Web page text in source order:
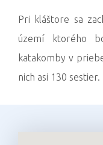
Pri kláštore sa
území ktorého
katakomby v
nich asi 130 sestier.